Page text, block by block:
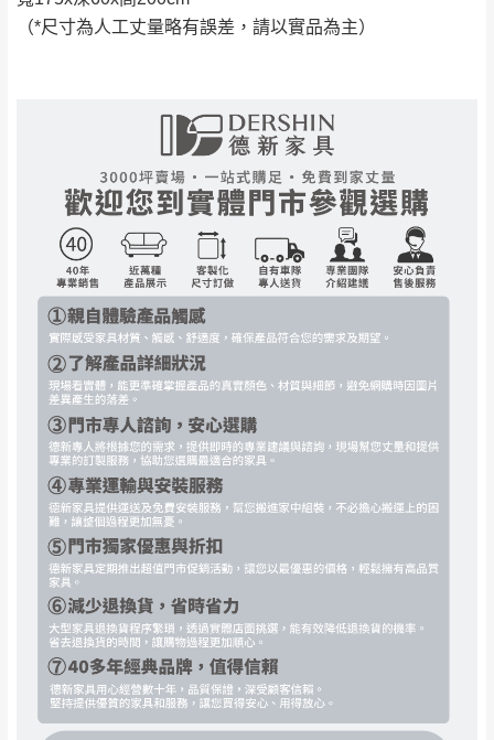
（*尺寸為人工丈量略有誤差，請以實品為主）
事，而危及運送人員輸送之安全，本司得視狀況延後
至百貨公司卸貨區為限，恕無法送至指定樓面。
遇百貨周年慶期間，恕暫停百貨公司相關運送 》
無回收家具服務，若需回收家俱可聯絡當地請清潔隊
回收,免付費清運專線：0800-085-717
到貨7日內為鑑賞期(注意:鑑賞期非試用期)，
有商品一年保固之服務。
訂單成立時請儘速於三日內完成付款，交易恕不
殺價，商品均已最低價格售出 ，且在特定時日會給
予折扣，請密切注意。
三日內若未接獲您的匯款或轉帳通知，商品將不
予保留(訂單自動取消)。
▪️無回收家具服務，若需回收家具可聯絡當地請清
潔隊回收,免付費清運專線：0800-085-717。